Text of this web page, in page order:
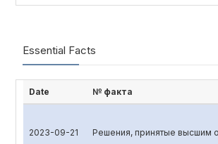
Essential Facts
Date № факта
2023-09-21 Решения, принятые высшим